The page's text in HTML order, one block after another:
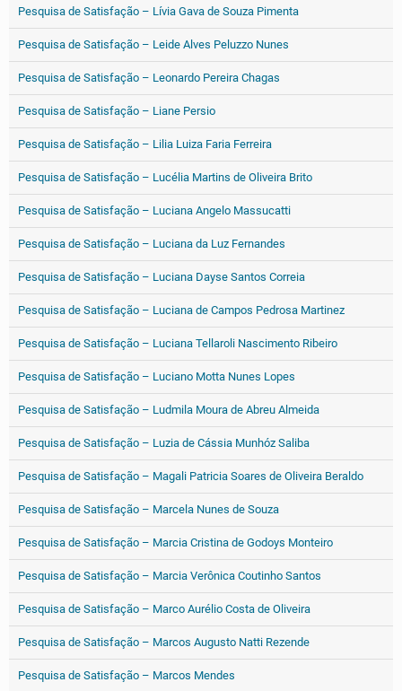
Pesquisa de Satisfação – Lívia Gava de Souza Pimenta
Pesquisa de Satisfação – Leide Alves Peluzzo Nunes
Pesquisa de Satisfação – Leonardo Pereira Chagas
Pesquisa de Satisfação – Liane Persio
Pesquisa de Satisfação – Lilia Luiza Faria Ferreira
Pesquisa de Satisfação – Lucélia Martins de Oliveira Brito
Pesquisa de Satisfação – Luciana Angelo Massucatti
Pesquisa de Satisfação – Luciana da Luz Fernandes
Pesquisa de Satisfação – Luciana Dayse Santos Correia
Pesquisa de Satisfação – Luciana de Campos Pedrosa Martinez
Pesquisa de Satisfação – Luciana Tellaroli Nascimento Ribeiro
Pesquisa de Satisfação – Luciano Motta Nunes Lopes
Pesquisa de Satisfação – Ludmila Moura de Abreu Almeida
Pesquisa de Satisfação – Luzia de Cássia Munhóz Saliba
Pesquisa de Satisfação – Magali Patricia Soares de Oliveira Beraldo
Pesquisa de Satisfação – Marcela Nunes de Souza
Pesquisa de Satisfação – Marcia Cristina de Godoys Monteiro
Pesquisa de Satisfação – Marcia Verônica Coutinho Santos
Pesquisa de Satisfação – Marco Aurélio Costa de Oliveira
Pesquisa de Satisfação – Marcos Augusto Natti Rezende
Pesquisa de Satisfação – Marcos Mendes